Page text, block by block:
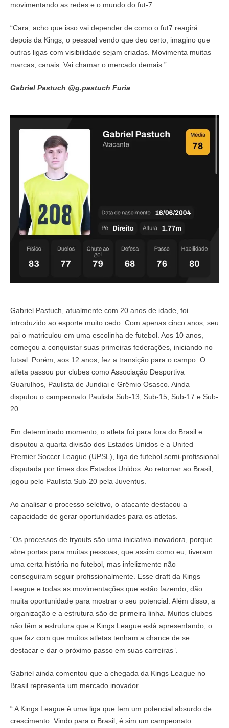
movimentando as redes e o mundo do fut-7:
“Cara, acho que isso vai depender de como o fut7 reagirá
depois da Kings, o pessoal vendo que deu certo, imagino que
outras ligas com visibilidade sejam criadas. Movimenta muitas
marcas, canais. Vai chamar o mercado demais.”
Gabriel Pastuch @g.pastuch Furia
Gabriel Pastuch, atualmente com 20 anos de idade, foi
introduzido ao esporte muito cedo. Com apenas cinco anos, seu
pai o matriculou em uma escolinha de futebol. Aos 10 anos,
começou a conquistar suas primeiras federações, iniciando no
futsal. Porém, aos 12 anos, fez a transição para o campo. O
atleta passou por clubes como Associação Desportiva
Guarulhos, Paulista de Jundiai e Grêmio Osasco. Ainda
disputou o campeonato Paulista Sub-13, Sub-15, Sub-17 e Sub-
20.
Em determinado momento, o atleta foi para fora do Brasil e
disputou a quarta divisão dos Estados Unidos e a United
Premier Soccer League (UPSL), liga de futebol semi-profissional
disputada por times dos Estados Unidos. Ao retornar ao Brasil,
jogou pelo Paulista Sub-20 pela Juventus.
Ao analisar o processo seletivo, o atacante destacou a
capacidade de gerar oportunidades para os atletas.
“Os processos de tryouts são uma iniciativa inovadora, porque
abre portas para muitas pessoas, que assim como eu, tiveram
uma certa história no futebol, mas infelizmente não
conseguiram seguir profissionalmente. Esse draft da Kings
League e todas as movimentações que estão fazendo, dão
muita oportunidade para mostrar o seu potencial. Além disso, a
organização e a estrutura são de primeira linha. Muitos clubes
não têm a estrutura que a Kings League está apresentando, o
que faz com que muitos atletas tenham a chance de se
destacar e dar o próximo passo em suas carreiras”.
Gabriel ainda comentou que a chegada da Kings League no
Brasil representa um mercado inovador.
“ A Kings League é uma liga que tem um potencial absurdo de
crescimento. Vindo para o Brasil, é sim um campeonato